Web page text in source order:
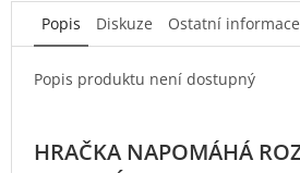
Popis Diskuze Ostatní informace
Popis produktu není dostupný